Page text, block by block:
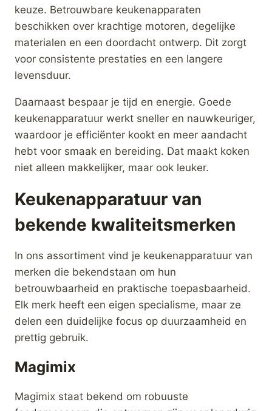
Magimix Power
Chroom
kopen
Magimix Power